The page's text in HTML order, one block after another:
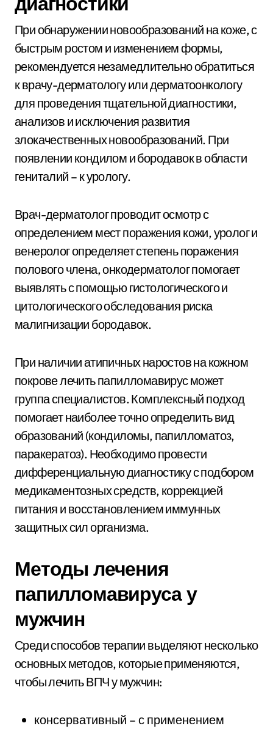
При обнаружении новообразований на коже, с
быстрым ростом и изменением формы,
рекомендуется незамедлительно обратиться
к врачу-дерматологу или дерматоонкологу
для проведения тщательной диагностики,
анализов и исключения развития
злокачественных новообразований. При
появлении кондилом и бородавок в области
гениталий – к урологу.
Врач-дерматолог проводит осмотр с
определением мест поражения кожи, уролог и
венеролог определяет степень поражения
полового члена, онкодерматолог помогает
выявлять с помощью гистологического и
цитологического обследования риска
малигнизации бородавок.
При наличии атипичных наростов на кожном
покрове лечить папилломавирус может
группа специалистов. Комплексный подход
помогает наиболее точно определить вид
образований (кондиломы, папилломатоз,
паракератоз). Необходимо провести
дифференциальную диагностику с подбором
медикаментозных средств, коррекцией
питания и восстановлением иммунных
защитных сил организма.
Методы лечения
папилломавируса у
мужчин
Среди способов терапии выделяют несколько
основных методов, которые применяются,
чтобы лечить ВПЧ у мужчин:
консервативный – с применением